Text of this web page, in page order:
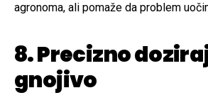
agronoma, ali pomaže da problem
8. Precizno
gnojivo